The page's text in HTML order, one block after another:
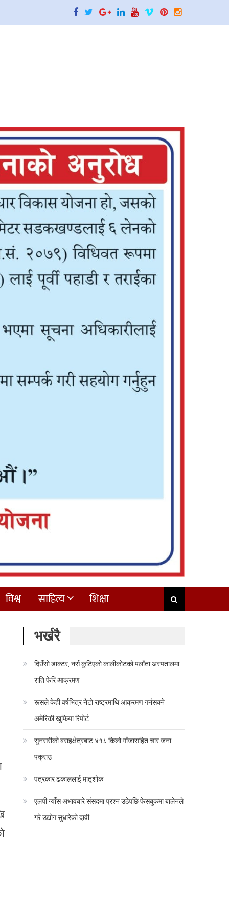
विश्व साहित्य शिक्षा
भर्खरै
दिउँसो डाक्टर, नर्स कुटिएको कालीकोटको पलाँता अस्पतालमा
राति फेरि आक्रमण
रूसले केही वर्षभित्र नेटो राष्ट्रमाथि आक्रमण गर्नसक्ने
अमेरिकी खुफिया रिपोर्ट
सुनसरीको बराहक्षेत्रबाट ४१८ किलो गाँजासहित चार जना
पक्राउ
पत्रकार ढकाललाई मातृशोक
एलपी ग्याँस अभावबारे संसदमा प्रश्न उठेपछि फेसबुकमा बालेनले
गरे उद्योग सुधारेको दावी